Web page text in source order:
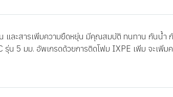
ละสารเพิ่มความยืดหยุ่น มีคุณสมบัติ ทนทาน กันน้ำ
5 มม. อัพเกรดด้วยการติดโฟม IXPE เพิ่ม จะเพิ่ม